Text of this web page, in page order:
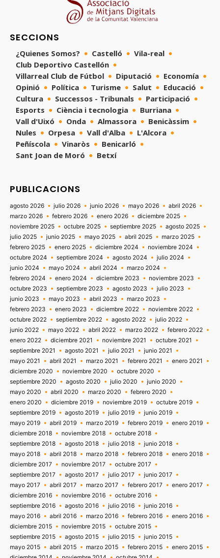
SECCIONS
¿Quienes Somos? Castelló
Vila-real
Club Deportivo Castellón
Villarreal Club de Fútbol
Diputació
Economía
Opinió
Política Turisme Salut
Educació
Cultura
Successos - Tribunals
Participació
Esports
Ciència i tecnologia
Burriana
Vall d'Uixó
Onda Almassora
Benicàssim
Nules
Orpesa Vall d'Alba
L'Alcora
Peñíscola
Vinaròs
Benicarló
Sant Joan de Moró
Betxí
PUBLICACIONS
agosto 2026 julio 2026 junio 2026 mayo 2026
abril 2026
marzo 2026
febrero 2026 enero 2026
diciembre 2025
noviembre 2025
octubre 2025 septiembre 2025
agosto 2025
julio 2025
junio 2025 mayo 2025 abril 2025
marzo 2025
febrero 2025
enero 2025 diciembre 2024
noviembre 2024
octubre 2024
septiembre 2024 agosto 2024
julio 2024
junio 2024
mayo 2024 abril 2024
marzo 2024
febrero 2024
enero 2024 diciembre 2023
noviembre 2023
octubre 2023
septiembre 2023 agosto 2023
julio 2023
junio 2023
mayo 2023 abril 2023
marzo 2023
febrero 2023
enero 2023 diciembre 2022
noviembre 2022
octubre 2022
septiembre 2022 agosto 2022
julio 2022
junio 2022
mayo 2022 abril 2022 marzo 2022
febrero 2022
enero 2022
diciembre 2021 noviembre 2021
octubre 2021
septiembre 2021
agosto 2021 julio 2021
junio 2021
mayo 2021
abril 2021 marzo 2021 febrero 2021
enero 2021
diciembre 2020
noviembre 2020
octubre 2020
septiembre 2020
agosto 2020 julio 2020
junio 2020
mayo 2020
abril 2020 marzo 2020
febrero 2020
enero 2020
diciembre 2019 noviembre 2019
octubre 2019
septiembre 2019
agosto 2019 julio 2019
junio 2019
mayo 2019
abril 2019 marzo 2019 febrero 2019
enero 2019
diciembre 2018
noviembre 2018
octubre 2018
septiembre 2018
agosto 2018 julio 2018
junio 2018
mayo 2018
abril 2018 marzo 2018 febrero 2018
enero 2018
diciembre 2017
noviembre 2017
octubre 2017
septiembre 2017
agosto 2017 julio 2017
junio 2017
mayo 2017
abril 2017 marzo 2017 febrero 2017
enero 2017
diciembre 2016
noviembre 2016
octubre 2016
septiembre 2016
agosto 2016 julio 2016
junio 2016
mayo 2016
abril 2016 marzo 2016 febrero 2016
enero 2016
diciembre 2015
noviembre 2015
octubre 2015
septiembre 2015
agosto 2015 julio 2015
junio 2015
mayo 2015
abril 2015 marzo 2015 febrero 2015
enero 2015